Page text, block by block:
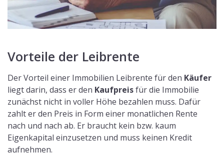
Vorteile der Leibrente
Der Vorteil einer Immobilien Leibrente für den Käufer
liegt darin, dass er den Kaufpreisfür die Immobilie
zunächst nicht in voller Höhe bezahlen muss. Dafür
zahlt er den Preis in Form einer monatlichen Rente
nach und nach ab. Er braucht kein bzw. kaum
Eigenkapital einzusetzen und muss keinen Kredit
aufnehmen.